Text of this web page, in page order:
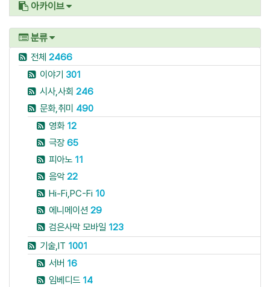
아카이브
분류
전체 2466
이야기 301
시사,사회 246
문화,취미 490
영화 12
극장65
피아노 11
음악22
Hi-Fi,PC-Fi 10
에니메이션 29
검은사막 모바일 123
기술,IT 1001
서버 16
임베디드 14